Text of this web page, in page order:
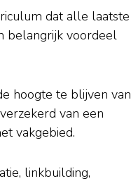
dat alle laatste
belangrijk voordeel
hoogte te blijven van
van een
vakgebied.
linkbuilding,